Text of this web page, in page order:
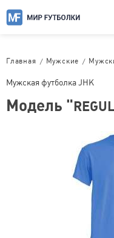
Главная / Мужские /
Мужская футболка JHK
Модель "